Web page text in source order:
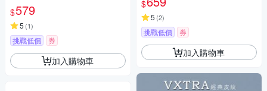
板防摔保護套(極簡黑)
$579
5 (1)
挑戰低價 券
加入購物車
$
5 (2)
挑戰低價 券
加入購物車